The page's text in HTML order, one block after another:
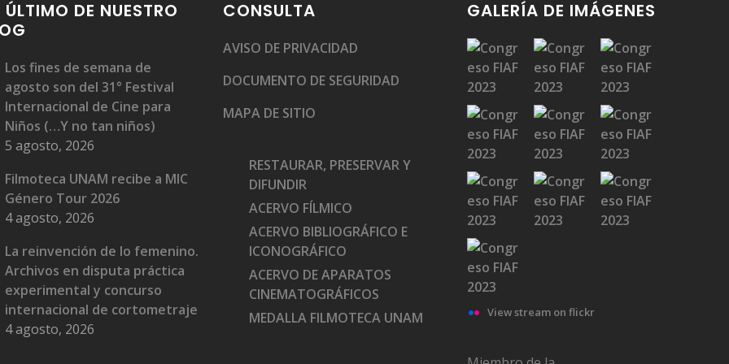
ÚLTIMO DE NUESTRO
Los fines de semana de
agosto son del 31° Festival
Internacional de Cine para
Niños (…Y no tan niños)
5 agosto, 2026
Filmoteca UNAM recibe a MIC
Género Tour 2026
4 agosto, 2026
La reinvención de lo femenino.
Archivos en disputa práctica
experimental y concurso
internacional de cortometraje
4 agosto, 2026
CONSULTA
AVISO DE PRIVACIDAD
DOCUMENTO DE SEGURIDAD
MAPA DE SITIO
RESTAURAR, PRESERVAR Y
DIFUNDIR
ACERVO FÍLMICO
ACERVO BIBLIOGRÁFICO E
ICONOGRÁFICO
ACERVO DE APARATOS
CINEMATOGRÁFICOS
MEDALLA FILMOTECA UNAM
GALERÍA DE IMÁGENES
View stream on flickr